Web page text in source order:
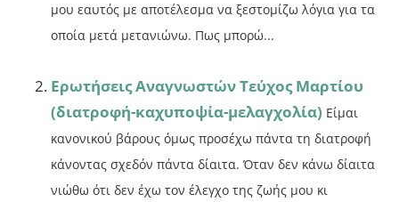
μου εαυτός με αποτέλεσμα να ξεστομίζω λόγια για τα
οποία μετά μετανιώνω. Πως μπορώ...
Ερωτήσεις Αναγνωστών Τεύχος Μαρτίου
(διατροφή-καχυποψία-μελαγχολία) Είμαι
κανονικού βάρους όμως προσέχω πάντα τη διατροφή
κάνοντας σχεδόν πάντα δίαιτα. Όταν δεν κάνω δίαιτα
νιώθω ότι δεν έχω τον έλεγχο της ζωής μου κι